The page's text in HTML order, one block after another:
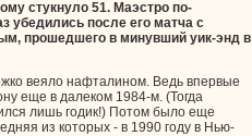
стукнуло 51. Маэстро по-
убедились после его матча с
прошедшего в минувший уик-энд в
веяло нафталином. Ведь впервые
еще в далеком 1984-м. (Тогда
лишь годик!) Потом было еще
из которых - в 1990 году в Нью-